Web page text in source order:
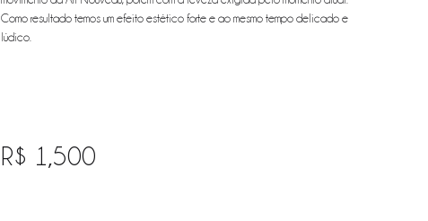
Como resultado temos um efeito estético forte e ao mesmo tempo delicado e
lúdico.
R$ 1,500